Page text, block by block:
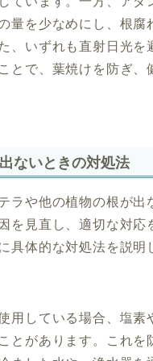
量を少なめにし、根腐
、いずれも直射日光を
とで、葉焼けを防ぎ、
ないときの対処法
ラや他の植物の根が出
を見直し、適切な対応
具体的な対処法を説明
用している場合、塩素
とがあります。これを